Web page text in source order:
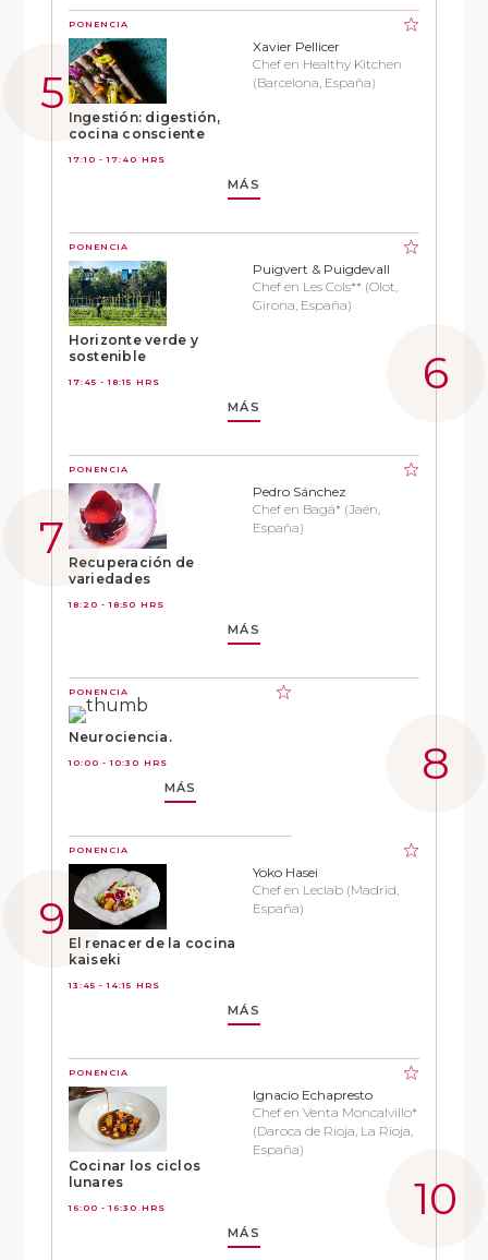
PONENCIA
Ingestión: digestión,
cocina consciente
17:10 - 17:40 HRS
Xavier Pellicer
Chef en Healthy Kitchen
(Barcelona, España)
MÁS
PONENCIA
Horizonte verde y
sostenible
17:45 - 18:15 HRS
Puigvert & Puigdevall
Chef en Les Cols** (Olot,
Girona, España)
MÁS
PONENCIA
Recuperación de
variedades
18:20 - 18:50 HRS
Pedro Sánchez
Chef en Bagá* (Jaén,
España)
MÁS
PONENCIA
Neurociencia.
10:00 - 10:30 HRS
MÁS
PONENCIA
El renacer de la cocina
kaiseki
13:45 - 14:15 HRS
Yoko Hasei
Chef en Leclab (Madrid,
España)
MÁS
PONENCIA
Cocinar los ciclos
lunares
16:00 - 16:30 HRS
Ignacio Echapresto
Chef en Venta Moncalvillo*
(Daroca de Rioja, La Rioja,
España)
MÁS